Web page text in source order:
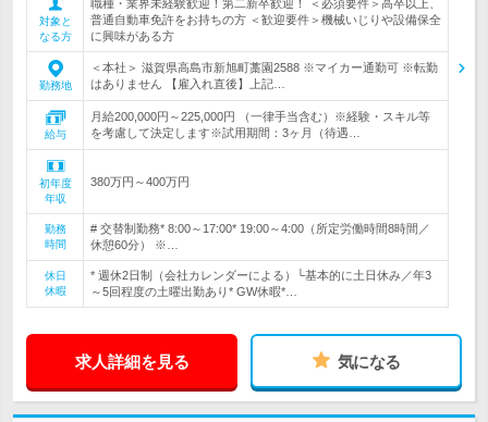
対象と
なる方
職種・業界未経験歓迎！第二新卒歓迎！ ＜必須要件＞高卒以上、
普通自動車免許をお持ちの方 ＜歓迎要件＞機械いじりや設備保全
に興味がある方
勤務地
＜本社＞ 滋賀県高島市新旭町藁園2588 ※マイカー通勤可 ※転勤
はありません 【雇入れ直後】上記…
給与
月給200,000円～225,000円 （一律手当含む）※経験・スキル等
を考慮して決定します※試用期間：3ヶ月（待遇…
初年度
年収
380万円～400万円
勤務
時間
# 交替制勤務* 8:00～17:00* 19:00～4:00（所定労働時間8時間／
休憩60分） ※…
休日
休暇
* 週休2日制（会社カレンダーによる）└基本的に土日休み／年3
～5回程度の土曜出勤あり* GW休暇*…
求人詳細を見る 気になる